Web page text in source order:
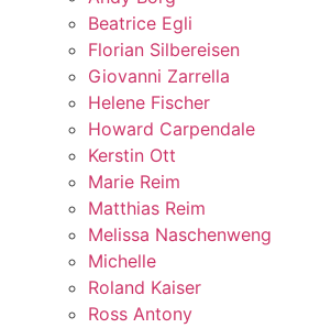
Beatrice Egli
Florian Silbereisen
Giovanni Zarrella
Helene Fischer
Howard Carpendale
Kerstin Ott
Marie Reim
Matthias Reim
Melissa Naschenweng
Michelle
Roland Kaiser
Ross Antony